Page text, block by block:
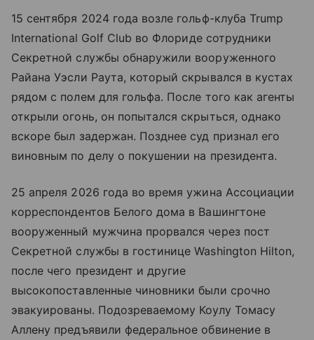
15 сентября 2024 года возле гольф-клуба Trump
International Golf Club во Флориде сотрудники
Секретной службы обнаружили вооруженного
Райана Уэсли Раута, который скрывался в кустах
рядом с полем для гольфа. После того как агенты
открыли огонь, он попытался скрыться, однако
вскоре был задержан. Позднее суд признал его
виновным по делу о покушении на президента.
25 апреля 2026 года во время ужина Ассоциации
корреспондентов Белого дома в Вашингтоне
вооруженный мужчина прорвался через пост
Секретной службы в гостинице Washington Hilton,
после чего президент и другие
высокопоставленные чиновники были срочно
эвакуированы. Подозреваемому Коулу Томасу
Аллену предъявили федеральное обвинение в